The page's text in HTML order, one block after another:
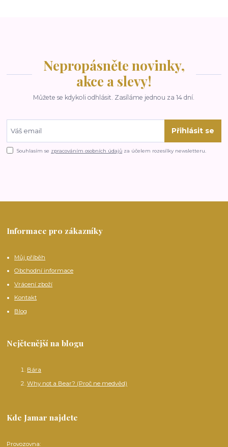
Nepropásněte novinky,
akce a slevy!
Můžete se kdykoli odhlásit. Zasíláme jednou za 14 dní.
Přihlásit se
Souhlasím se zpracováním osobních údajů za účelem rozesílky newsletteru.
Informace pro zákazníky
Můj příběh
Obchodní informace
Vrácení zboží
Kontakt
Blog
Nejčtenější na blogu
Bára
Why not a Bear? (Proč ne medvěd)
Kde Jamar najdete
Provozovna: